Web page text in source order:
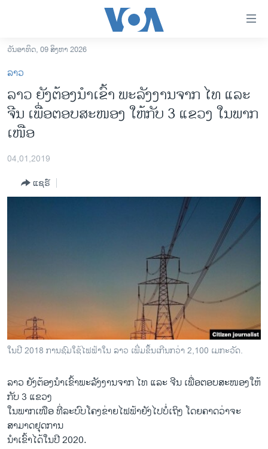
ເຂົ້າ
ຫາ
ຂ້າມ
ຂ້າມ
ໄປ
ຫາ
ຊອກ
ອາເມຣິກາ
ການເລືອກຕັ້ງ ປະທານາທີບໍດີ ສະຫະລັດ 2024
ພາສາອັງກິດ
ວີດີໂອ
ລາຍການກະຈາຍສຽງ
ລາຍງານ
ຕິດຕາມພວກເຮົາ ທີ່
ວັນອາທິດ, 09 ສິງຫາ 2026
ລາວ
ລາວ ຍັງຕ້ອງນຳເຂົ້າ ພະລັງງານຈາກ ໄທ ແລະ
ຈີນ ເພື່ອຕອບສະໜອງ ໃຫ້ກັບ 3 ແຂວງ ໃນພາກ
ເໜືອ
04,01,2019
ແຊຣ໌
ໃນປີ 2018 ການຊົມໃຊ້ໄຟຟ້າໃນ ລາວ ເພີ່ມຂຶ້ນເກີນກວ່າ 2,100 ເມກະວັດ.
ລາວ ຍັງຕ້ອງນຳເຂົ້າພະລັງງານຈາກ ໄທ ແລະ ຈີນ ເພື່ອຕອບສະໜອງໃຫ້
ກັບ 3 ແຂວງ
ໃນພາກເໜືອ ທີ່ລະບົບໂຄງຂ່າຍໄຟຟ້າຍັງໄປບໍ່ເຖິງ ໂດຍຄາດວ່າຈະ
ສາມາດຢຸດການ
ນຳເຂົ້າໄດ້ໃນປີ 2020.